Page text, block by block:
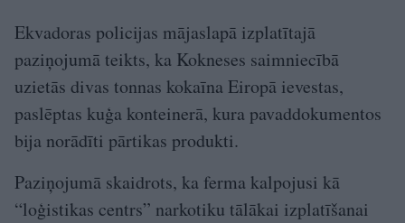
Ekvadoras policijas mājaslapā izplatītajā
paziņojumā teikts, ka Kokneses saimniecībā
uzietās divas tonnas kokaīna Eiropā ievestas,
paslēptas kuģa konteinerā, kura pavaddokumentos
bija norādīti pārtikas produkti.
Paziņojumā skaidrots, ka ferma kalpojusi kā
“loģistikas centrs” narkotiku tālākai izplatīšanai